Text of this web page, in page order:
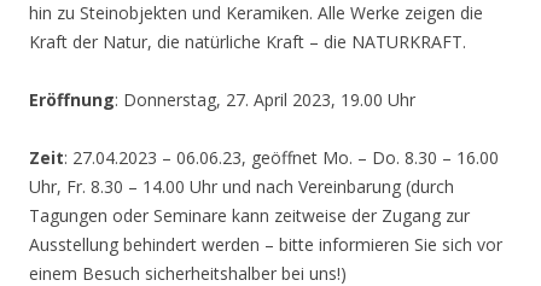
hin zu Steinobjekten und Keramiken. Alle Werke zeigen die
Kraft der Natur, die natürliche Kraft – die NATURKRAFT.
Eröffnung: Donnerstag, 27. April 2023, 19.00 Uhr
Zeit: 27.04.2023 – 06.06.23, geöffnet Mo. – Do. 8.30 – 16.00
Uhr, Fr. 8.30 – 14.00 Uhr und nach Vereinbarung (durch
Tagungen oder Seminare kann zeitweise der Zugang zur
Ausstellung behindert werden – bitte informieren Sie sich vor
einem Besuch sicherheitshalber bei uns!)